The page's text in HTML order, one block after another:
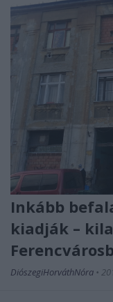
Inkább
kiadják –
DiószegiHorváthNóra •